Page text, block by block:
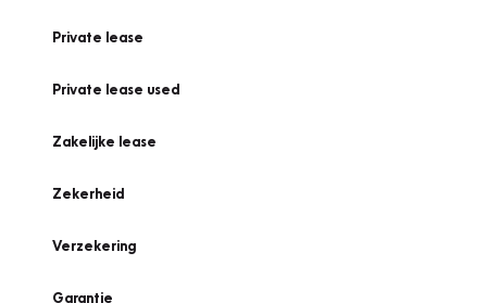
Private lease
Private lease used
Zakelijke lease
Zekerheid
Verzekering
Garantie